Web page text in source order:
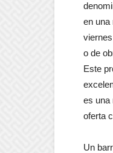
en
o de
Este
es una
oferta
Un